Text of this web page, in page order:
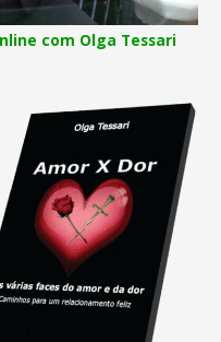
com Olga Tessari